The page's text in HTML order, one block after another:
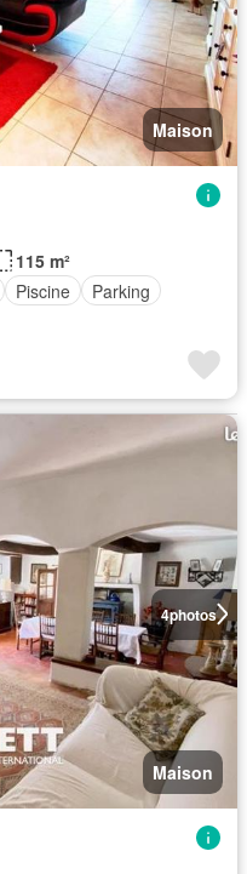
Maison
115 m²
Piscine
Parking
4photos
Maison